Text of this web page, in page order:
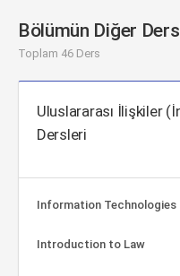
Bölümün Diğer
Toplam 46 Ders
Uluslararası İlişkiler
Dersleri
Information Technologies
Introduction to Law